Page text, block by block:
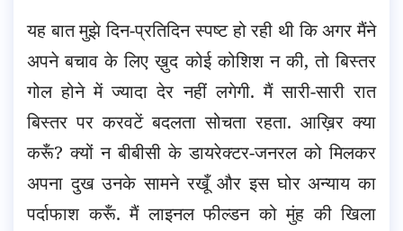
यह बात मुझे दिन-प्रतिदिन स्पष्ट हो रही थी कि अगर मैंने
अपने बचाव के लिए ख़ुद कोई कोशिश न की, तो बिस्तर
गोल होने में ज्यादा देर नहीं लगेगी. मैं सारी-सारी रात
बिस्तर पर करवटें बदलता सोचता रहता. आख़िर क्या
करूँ? क्यों न बीबीसी के डायरेक्टर-जनरल को मिलकर
अपना दुख उनके सामने रखूँ और इस घोर अन्याय का
पर्दाफाश करूँ. मैं लाइनल फील्डन को मुंह की खिला